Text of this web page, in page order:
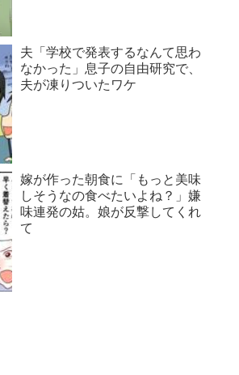
夫「学校で発表するなんて思わ
なかった」息子の自由研究で、
夫が凍りついたワケ
嫁が作った朝食に「もっと美味
しそうなの食べたいよね？」嫌
味連発の姑。娘が反撃してくれ
て